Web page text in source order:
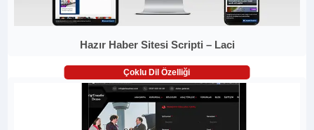
Hazır Haber Sitesi Scripti – Laci
Çoklu Dil Özelliği